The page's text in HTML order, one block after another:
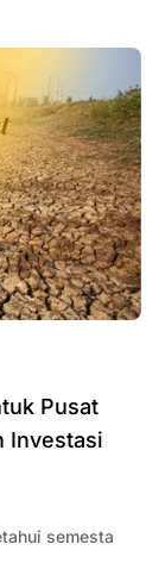
Pusat
Investasi
semesta